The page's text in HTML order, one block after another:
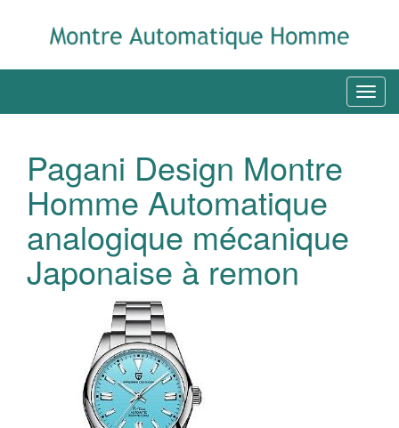
Pagani Design Montre
Homme Automatique
analogique mécanique
Japonaise à remon